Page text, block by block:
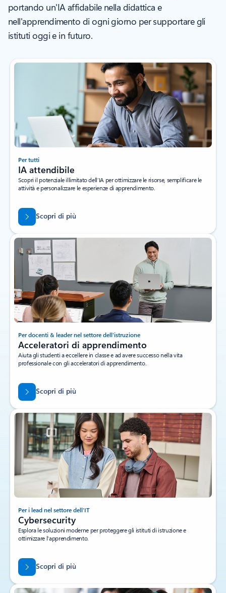
portando un'IA affidabile nella didattica e
nell'apprendimento di ogni giorno per supportare gli
istituti oggi e in futuro.
Per tutti
IA attendibile
Scopri il potenziale illimitato dell’IA per ottimizzare le risorse, semplificare le
attività e personalizzare le esperienze di apprendimento.
Scopri di più
Per docenti & leader nel settore dell'istruzione
Acceleratori di apprendimento
Aiuta gli studenti a eccellere in classe e ad avere successo nella vita
professionale con gli acceleratori di apprendimento.
Scopri di più
Per i lead nel settore dell'IT
Cybersecurity
Esplora le soluzioni moderne per proteggere gli istituti di istruzione e
ottimizzare l'apprendimento.
Scopri di più